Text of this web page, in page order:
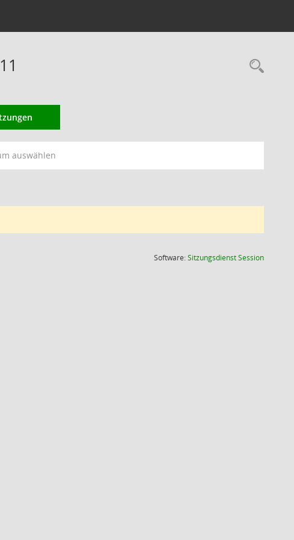
auswählen
Software:SitzungsdienstSession(Wird in